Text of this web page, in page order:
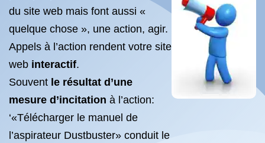
du site web mais font aussi «
quelque chose », une action, agir.
Appels à l’action rendent votre site
web interactif.
Souvent le résultat d’une
mesure d’incitation à l’action:
‘«Télécharger le manuel de
l’aspirateur Dustbuster» conduit le